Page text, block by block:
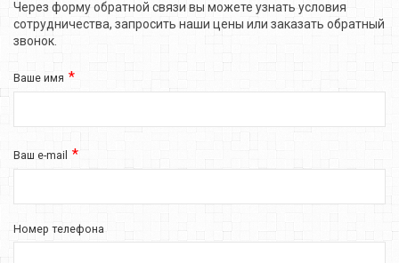
Через форму обратной связи вы можете узнать условия
сотрудничества, запросить наши цены или заказать обратный
звонок.
Ваше имя
Ваш e-mail
Номер телефона